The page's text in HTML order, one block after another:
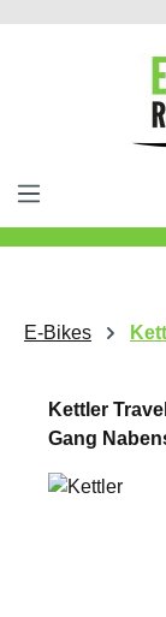
springen
E-Bikes
Kettler
Gang